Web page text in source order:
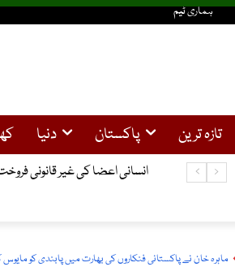
ہماری ٹیم
تازہ ترین پاکستان دنیا
انسانی اعضا کی غیر قانونی فروخت کا کیس ، گرفتار 3چینی باشندوں
ماہرہ خان نے پاکستانی فنکاروں کی بھارت میں پابندی کو مایوس